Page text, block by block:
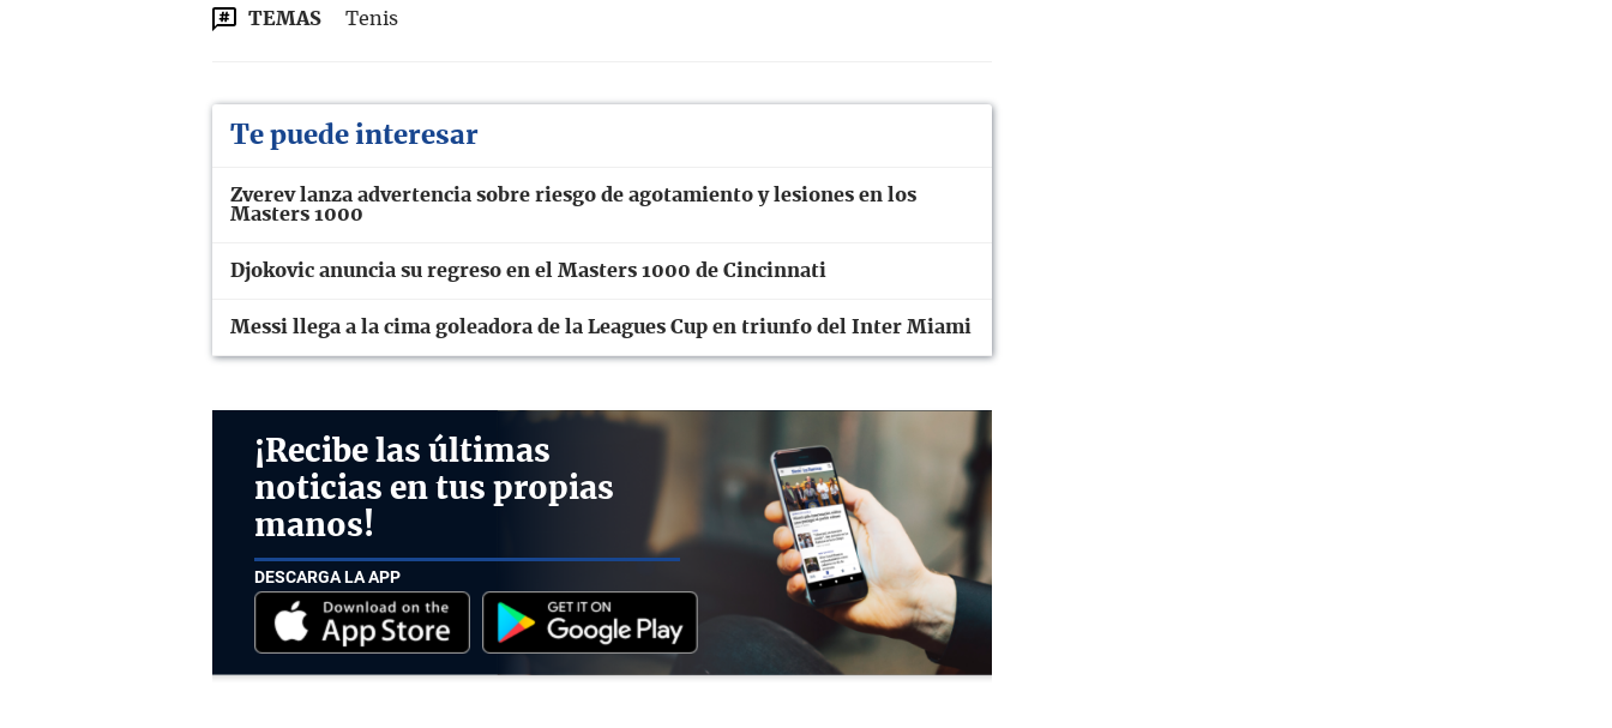
TEMAS Tenis
Te puede interesar
Zverev lanza advertencia sobre riesgo de agotamiento y lesiones en los
Masters 1000
Djokovic anuncia su regreso en el Masters 1000 de Cincinnati
Messi llega a la cima goleadora de la Leagues Cup en triunfo del Inter Miami
¡Recibe las últimas
noticias en tus propias
manos!
DESCARGA LA APP